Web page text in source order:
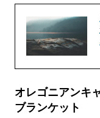
オレゴニアンキ
ブランケット